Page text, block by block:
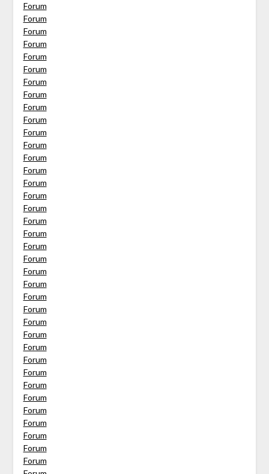
Forum
Forum
Forum
Forum
Forum
Forum
Forum
Forum
Forum
Forum
Forum
Forum
Forum
Forum
Forum
Forum
Forum
Forum
Forum
Forum
Forum
Forum
Forum
Forum
Forum
Forum
Forum
Forum
Forum
Forum
Forum
Forum
Forum
Forum
Forum
Forum
Forum